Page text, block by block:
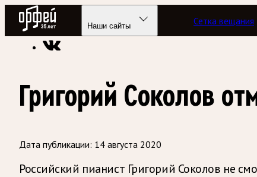
Радио Орфей
Наши сайты Сетка вещания
Радио классической музыки «Орфей» Новости
Григорий Соколов
Дата публикации: 14 августа 2020
Российский пианист Григорий Соколов не